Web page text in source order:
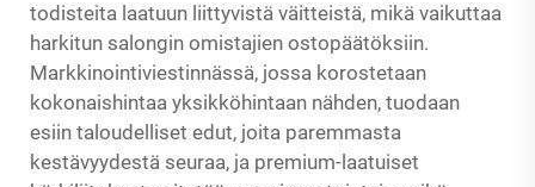
todisteita laatuun liittyvistä väitteistä, mikä vaikuttaa
harkitun salongin omistajien ostopäätöksiin.
Markkinointiviestinnässä, jossa korostetaan
kokonaishintaa yksikköhintaan nähden, tuodaan
esiin taloudelliset edut, joita paremmasta
kestävyydestä seuraa, ja premium-laatuiset